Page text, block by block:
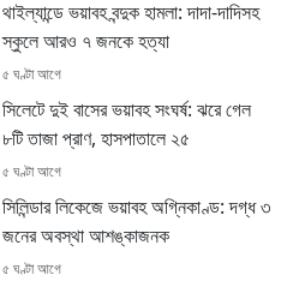
থাইল্যান্ডে ভয়াবহ বন্দুক হামলা: দাদা-দাদিসহ
স্কুলে আরও ৭ জনকে হত্যা
৫ ঘণ্টা আগে
সিলেটে দুই বাসের ভয়াবহ সংঘর্ষ: ঝরে গেল
৮টি তাজা প্রাণ, হাসপাতালে ২৫
৫ ঘণ্টা আগে
সিলিন্ডার লিকেজে ভয়াবহ অগ্নিকাণ্ড: দগ্ধ ৩
জনের অবস্থা আশঙ্কাজনক
৫ ঘণ্টা আগে